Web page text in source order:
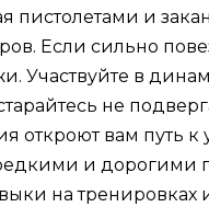
пистолетами и
Если сильно
Участвуйте в
не
вам путь к
и дорогими
на тренировках